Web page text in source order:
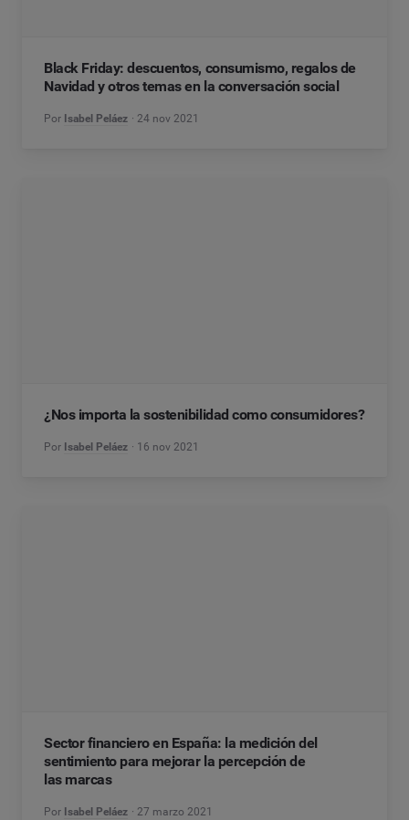
Black Friday: descuentos, consumismo, regalos de
Navidad y otros temas en la conversación social
Por Isabel Peláez 24 nov 2021
¿Nos importa la sostenibilidad como consumidores?
Por Isabel Peláez 16 nov 2021
Sector financiero en España: la medición del
sentimiento para mejorar la percepción de
las marcas
Por Isabel Peláez 27 marzo 2021